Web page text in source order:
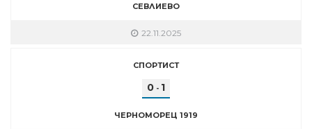
СЕВЛИЕВО
22.11.2025
СПОРТИСТ
0 - 1
ЧЕРНОМОРЕЦ 1919